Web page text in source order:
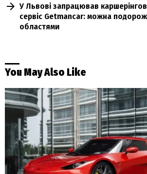
У Львові запрацював
сервіс Getmancar: можна
областями
You May Also Like